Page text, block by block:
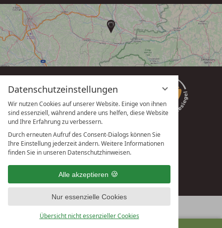
Datenschutzeinstellungen
Wir nutzen Cookies auf unserer Website. Einige von ihnen
sind essenziell, während andere uns helfen, diese Website
und Ihre Erfahrung zu verbessern.
Durch erneuten Aufruf des Consent-Dialogs können Sie
Ihre Einstellung jederzeit ändern. Weitere Informationen
finden Sie in unseren Datenschutzhinweisen.
Alle akzeptieren
Nur essenzielle Cookies
Übersicht nicht essenzieller Cookies
vioma GmbH